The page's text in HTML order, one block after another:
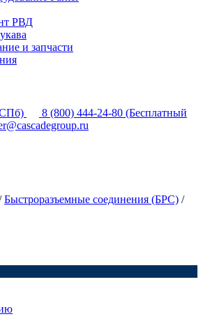
РВД
и запчасти
8 (800) 444-24-80 (Бесплатный
Быстроразъемные соединения (БРС) /